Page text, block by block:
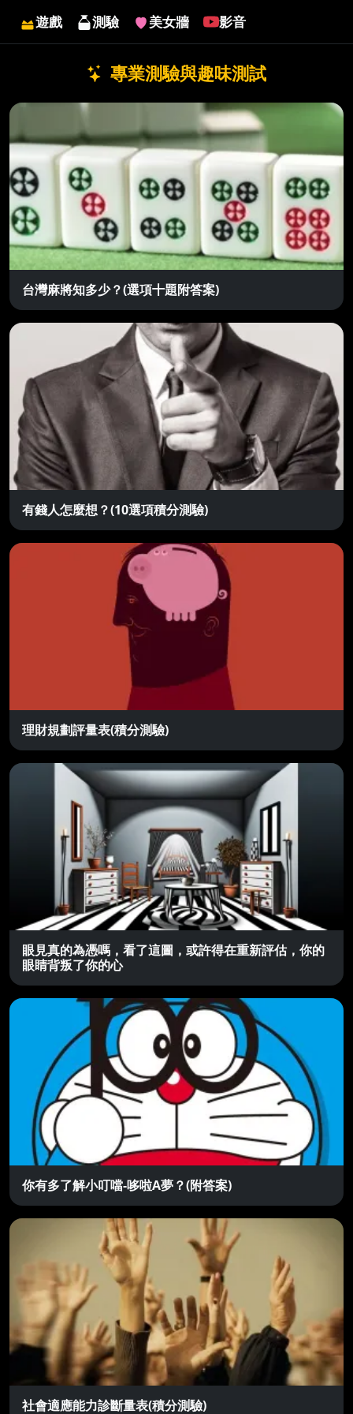
遊戲 測驗 美女牆 影音
專業測驗與趣味測試
台灣麻將知多少？(選項十題附答案)
有錢人怎麼想？(10選項積分測驗)
理財規劃評量表(積分測驗)
眼見真的為憑嗎，看了這圖，或許得在重新評估，你的
眼睛背叛了你的心
你有多了解小叮噹-哆啦A夢？(附答案)
社會適應能力診斷量表(積分測驗)